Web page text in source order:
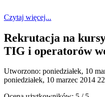
Czytaj więcej...
Rekrutacja na
TIG i operatorów
Utworzono: poniedziałek, 10
poniedziałek, 10 marzec 2014